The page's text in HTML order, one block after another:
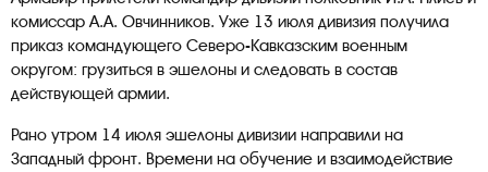
комиссар А.А. Овчинников. Уже 13 июля дивизия получила
приказ командующего Северо-Кавказским военным
округом: грузиться в эшелоны и следовать в состав
действующей армии.
Рано утром 14 июля эшелоны дивизии направили на
Западный фронт. Времени на обучение и взаимодействие